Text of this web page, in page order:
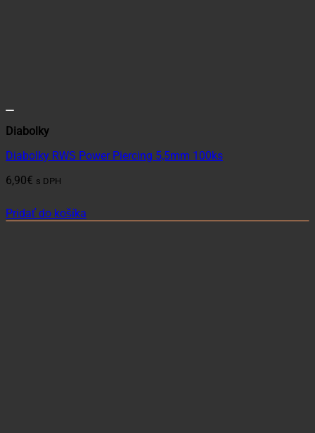
Diabolky
Diabolky RWS Power Piercing 5,5mm 100ks
6,90€ s DPH
Pridať do košíka